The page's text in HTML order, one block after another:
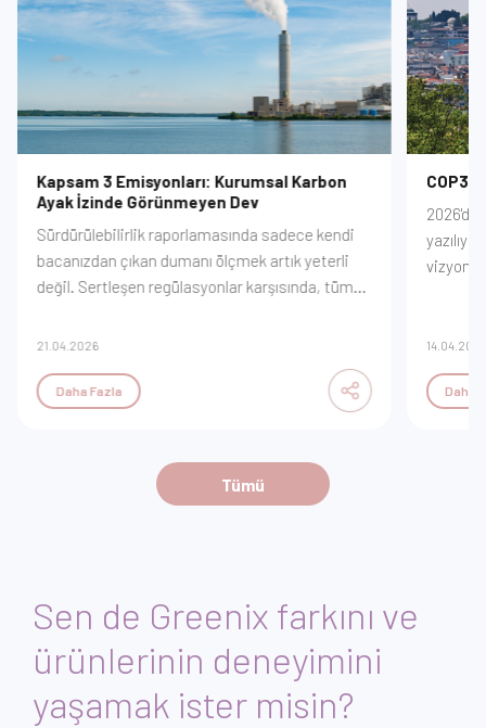
Kapsam 3 Emisyonları: Kurumsal Karbon
Ayak İzinde Görünmeyen Dev
Sürdürülebilirlik raporlamasında sadece kendi
bacanızdan çıkan dumanı ölçmek artık yeterli
değil. Sertleşen regülasyonlar karşısında, tüm
yöneteceğinizi ve veri doğruluğunu nasıl
21.04.2026
Daha Fazla
COP31
2026'da
14.04.2026
Daha
Tümü
Sen de Greenix farkını ve
ürünlerinin deneyimini
yaşamak ister misin?